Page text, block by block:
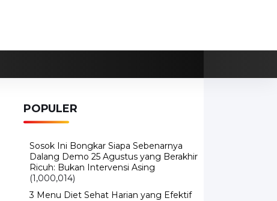
POPULER
Sosok Ini Bongkar Siapa Sebenarnya
Dalang Demo 25 Agustus yang Berakhir
Ricuh: Bukan Intervensi Asing
(1,000,014)
3 Menu Diet Sehat Harian yang Efektif